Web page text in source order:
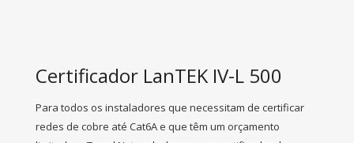
Certificador LanTEK IV-L 500
Para todos os instaladores que necessitam de certificar
redes de cobre até Cat6A e que têm um orçamento